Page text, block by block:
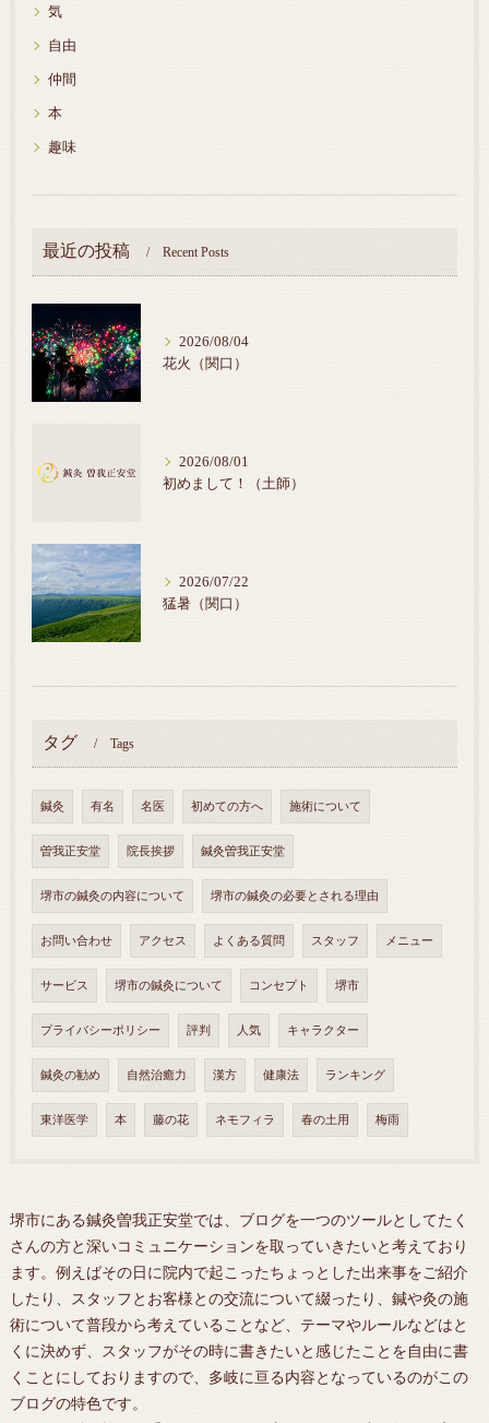
気
自由
仲間
本
趣味
最近の投稿 Recent Posts
2026/08/04
花火（関口）
2026/08/01
初めまして！（土師）
2026/07/22
猛暑（関口）
タグ Tags
鍼灸 有名 名医 初めての方へ 施術について
曽我正安堂 院長挨拶 鍼灸曽我正安堂
堺市の鍼灸の内容について 堺市の鍼灸の必要とされる理由
お問い合わせ アクセス よくある質問 スタッフ メニュー
サービス 堺市の鍼灸について コンセプト 堺市
プライバシーポリシー 評判 人気 キャラクター
鍼灸の勧め 自然治癒力 漢方 健康法 ランキング
東洋医学 本 藤の花 ネモフィラ 春の土用 梅雨
堺市にある鍼灸曽我正安堂では、ブログを一つのツールとしてたく
さんの方と深いコミュニケーションを取っていきたいと考えており
ます。例えばその日に院内で起こったちょっとした出来事をご紹介
したり、スタッフとお客様との交流について綴ったり、鍼や灸の施
術について普段から考えていることなど、テーマやルールなどはと
くに決めず、スタッフがその時に書きたいと感じたことを自由に書
くことにしておりますので、多岐に亘る内容となっているのがこの
ブログの特色です。